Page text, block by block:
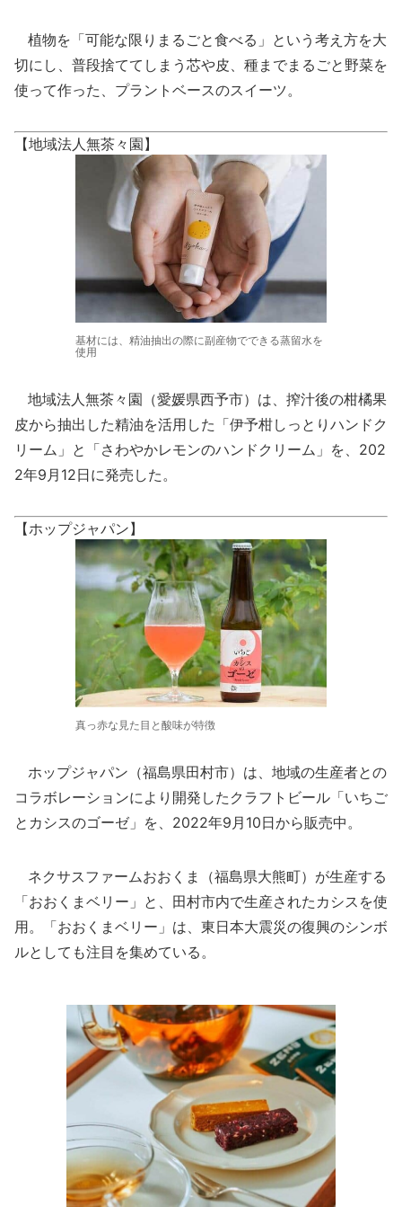
植物を「可能な限りまるごと食べる」という考え方を大
切にし、普段捨ててしまう芯や皮、種までまるごと野菜を
使って作った、プラントベースのスイーツ。
【地域法人無茶々園】
基材には、精油抽出の際に副産物でできる蒸留水を
使用
地域法人無茶々園（愛媛県西予市）は、搾汁後の柑橘果
皮から抽出した精油を活用した「伊予柑しっとりハンドク
リーム」と「さわやかレモンのハンドクリーム」を、202
2年9月12日に発売した。
【ホップジャパン】
真っ赤な見た目と酸味が特徴
ホップジャパン（福島県田村市）は、地域の生産者との
コラボレーションにより開発したクラフトビール「いちご
とカシスのゴーゼ」を、2022年9月10日から販売中。
ネクサスファームおおくま（福島県大熊町）が生産する
「おおくまベリー」と、田村市内で生産されたカシスを使
用。「おおくまベリー」は、東日本大震災の復興のシンボ
ルとしても注目を集めている。